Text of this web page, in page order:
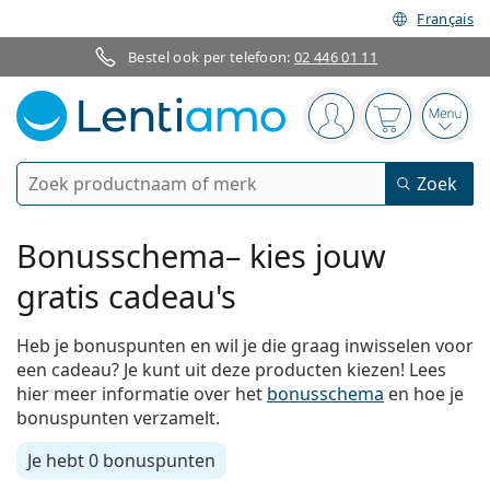
Français
Bestel ook per telefoon:02 446 01 11
Navigatie
Je bent ingelogd
Jouw
Zoek
Zoek
Bestaande klant?
Contactlenzen
Soort lens
Daglenzen
Weeklenzen
Tweeweeklenzen
Type lens
Sferische en asferische
Torische voor astigmatisme
Merk
Acuvue
Accessoires
Op type
Multifunctioneel
Peroxide
Op inhoud
50 - 120 ml
Voordeel
Brillen
Op type
Vrouwen Mannen
Speciale aanbiedingen
Zonnebrillen
Bonusschema– kies jouw
gratis cadeau's
Heb je bonuspunten en wil je die graag inwisselen voor
een cadeau? Je kunt uit deze producten kiezen! Lees
hier meer informatie over het bonusschema en hoe je
bonuspunten verzamelt.
Je hebt0 bonuspunten